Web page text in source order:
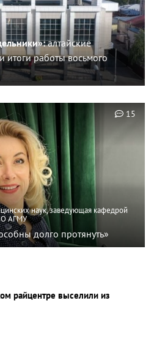
алтайские
итоги работы восьмого
наук, заведующая кафедрой
АГМУ
долго протянуть»
15
райцентре выселили из